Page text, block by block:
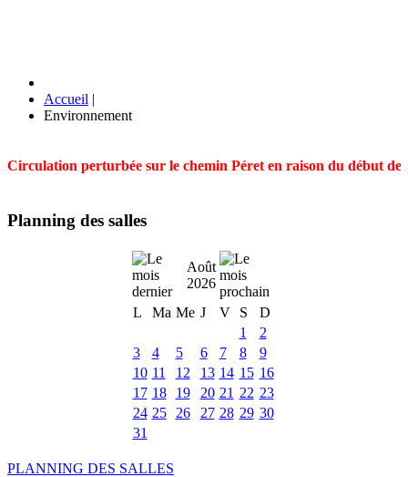
Accueil |
Environnement
Circulation perturbée sur le chemin Péret en raison du début
Planning des salles
Août
2026
L
Ma Me J V S
D
1
2
3
4 5 6 7 8
9
10 11 12 13 14 15 16
17 18 19 20 21 22 23
24 25 26 27 28 29 30
31
PLANNING DES SALLES